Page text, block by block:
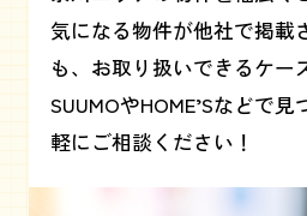
気になる物件が他社で掲載
も、お取り扱いできるケー
SUUMOやHOME’Sなどで
軽にご相談ください！